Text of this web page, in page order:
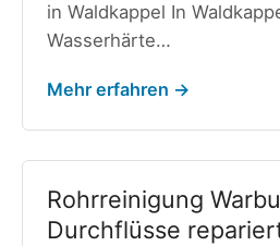
in Waldkappel In
Wasserhärte…
Mehr erfahren →
Rohrreinigung
Durchflüsse